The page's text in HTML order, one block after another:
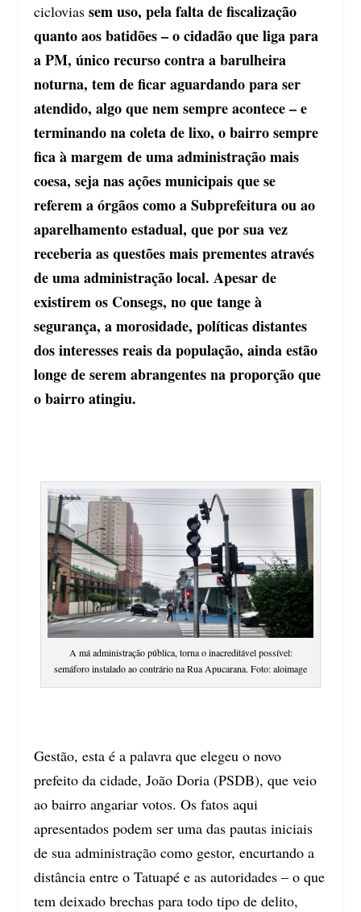
ciclovias sem uso, pela falta de fiscalização
quanto aos batidões – o cidadão que liga para
a PM, único recurso contra a barulheira
noturna, tem de ficar aguardando para ser
atendido, algo que nem sempre acontece – e
terminando na coleta de lixo, o bairro sempre
fica à margem de uma administração mais
coesa, seja nas ações municipais que se
referem a órgãos como a Subprefeitura ou ao
aparelhamento estadual, que por sua vez
receberia as questões mais prementes através
de uma administração local. Apesar de
existirem os Consegs, no que tange à
segurança, a morosidade, políticas distantes
dos interesses reais da população, ainda estão
longe de serem abrangentes na proporção que
o bairro atingiu.
A má administração pública, torna o inacreditável possível:
semáforo instalado ao contrário na Rua Apucarana. Foto: aloimage
Gestão, esta é a palavra que elegeu o novo
prefeito da cidade, João Doria (PSDB), que veio
ao bairro angariar votos. Os fatos aqui
apresentados podem ser uma das pautas iniciais
de sua administração como gestor, encurtando a
distância entre o Tatuapé e as autoridades – o que
tem deixado brechas para todo tipo de delito,